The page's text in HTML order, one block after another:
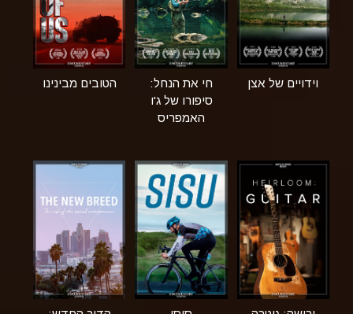
וידויים של אצן
חי את הנחל:
סיפורו של ג'ו
האמפריס
הטובים מבינינו